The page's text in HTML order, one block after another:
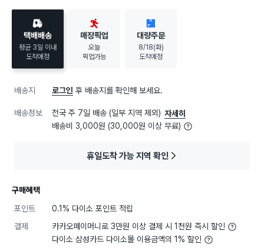
택배배송
평균 3일 이내
도착예정
매장픽업
오늘
픽업가능
대량주문
8/18(화)
도착예정
배송지 로그인 후 배송지를 확인해 보세요.
배송정보 전국 주 7일 배송 (일부 지역 제외) 자세히
배송비 3,000원 (30,000원 이상 무료)
휴일도착 가능 지역 확인
구매혜택
포인트
0.1% 다이소 포인트 적립
결제
카카오페이머니로 3만원 이상 결제 시 1천원 즉시 할인
다이소 삼성카드 다이소몰 이용금액의 1% 할인